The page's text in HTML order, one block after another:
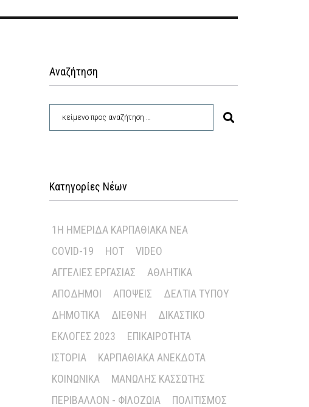
Αναζήτηση
Κατηγορίες Νέων
1Η ΗΜΕΡΊΔΑ ΚΑΡΠΑΘΙΑΚΆ ΝΈΑ
COVID-19
HOT
VIDEO
ΑΓΓΕΛΊΕΣ ΕΡΓΑΣΊΑΣ
ΑΘΛΗΤΙΚΆ
ΑΠΌΔΗΜΟΙ
ΑΠΌΨΕΙΣ
ΔΕΛΤΊΑ ΤΎΠΟΥ
ΔΗΜΟΤΙΚΆ
ΔΙΕΘΝΉ
ΔΙΚΑΣΤΙΚΌ
ΕΚΛΟΓΈΣ 2023
ΕΠΙΚΑΙΡΌΤΗΤΑ
ΙΣΤΟΡΊΑ
ΚΑΡΠΑΘΙΑΚΆ ΑΝΈΚΔΟΤΑ
ΚΟΙΝΩΝΙΚΆ
ΜΑΝΏΛΗΣ ΚΑΣΣΏΤΗΣ
ΠΕΡΙΒΆΛΛΟΝ - ΦΙΛΟΖΩΊΑ
ΠΟΛΙΤΙΣΜΌΣ